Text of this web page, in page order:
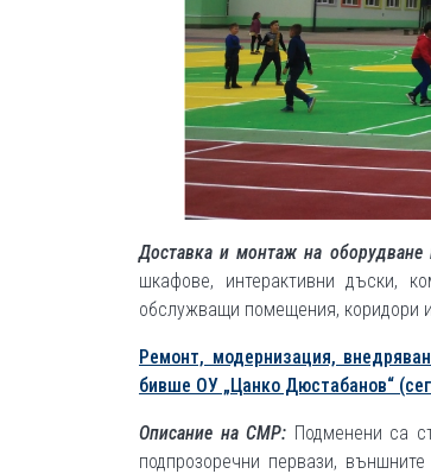
Доставка и монтаж на оборудване
шкафове, интерактивни дъски,
обслужващи помещения, коридори
Ремонт, модернизация,
бивше ОУ „Цанко Дюстабанов“
Описание на СМР: Подменени са
подпрозоречни первази,